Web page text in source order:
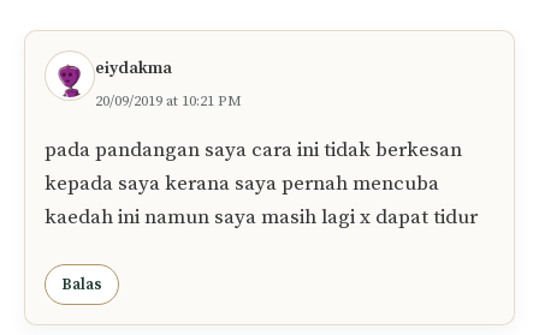
eiydakma
20/09/2019 at 10:21 PM
pada pandangan saya cara ini tidak berkesan
kepada saya kerana saya pernah mencuba
kaedah ini namun saya masih lagi x dapat tidur
Balas